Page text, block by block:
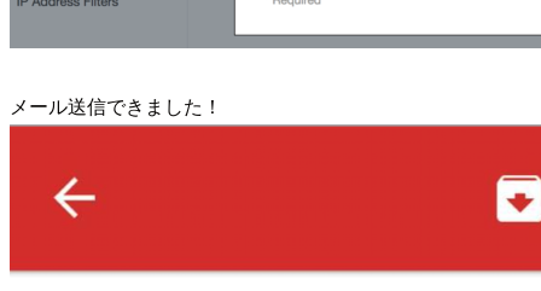
メール送信できました！